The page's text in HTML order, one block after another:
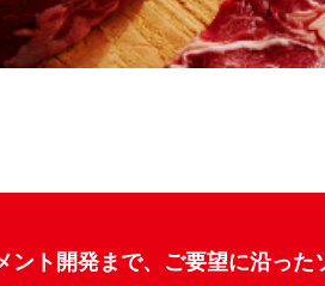
ント開発まで、ご要望に沿っ